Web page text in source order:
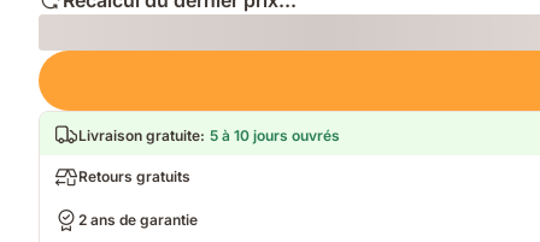
Loading
Livraison gratuite: 5 à 10 jours ouvrés
Retours gratuits
2 ans de garantie